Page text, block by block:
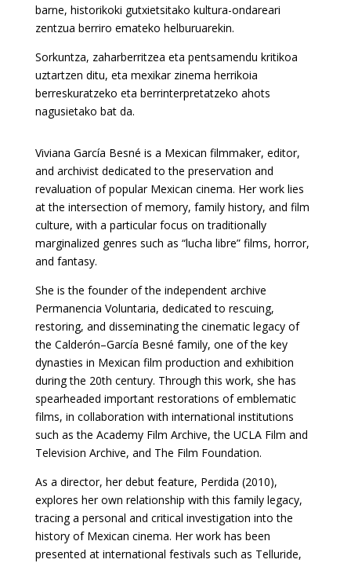
barne, historikoki gutxietsitako kultura-ondareari
zentzua berriro emateko helburuarekin.
Sorkuntza, zaharberritzea eta pentsamendu kritikoa
uztartzen ditu, eta mexikar zinema herrikoia
berreskuratzeko eta berrinterpretatzeko ahots
nagusietako bat da.
Viviana García Besné is a Mexican filmmaker, editor,
and archivist dedicated to the preservation and
revaluation of popular Mexican cinema. Her work lies
at the intersection of memory, family history, and film
culture, with a particular focus on traditionally
marginalized genres such as “lucha libre” films, horror,
and fantasy.
She is the founder of the independent archive
Permanencia Voluntaria, dedicated to rescuing,
restoring, and disseminating the cinematic legacy of
the Calderón–García Besné family, one of the key
dynasties in Mexican film production and exhibition
during the 20th century. Through this work, she has
spearheaded important restorations of emblematic
films, in collaboration with international institutions
such as the Academy Film Archive, the UCLA Film and
Television Archive, and The Film Foundation.
As a director, her debut feature, Perdida (2010),
explores her own relationship with this family legacy,
tracing a personal and critical investigation into the
history of Mexican cinema. Her work has been
presented at international festivals such as Telluride,